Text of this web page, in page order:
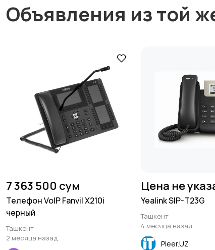
Объявления из той
7 363 500 сум
Телефон VoIP Fanvil X210i
черный
Ташкент
2 месяца назад
Цена не
Yealink SIP-T23G
Ташкент
4 месяца назад
Pleer.UZ